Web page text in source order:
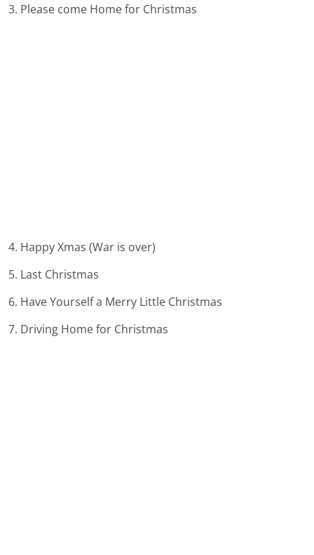
3. Please come Home for Christmas
4. Happy Xmas (War is over)
5. Last Christmas
6. Have Yourself a Merry Little Christmas
7. Driving Home for Christmas